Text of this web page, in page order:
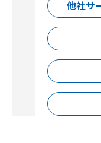
他社サ